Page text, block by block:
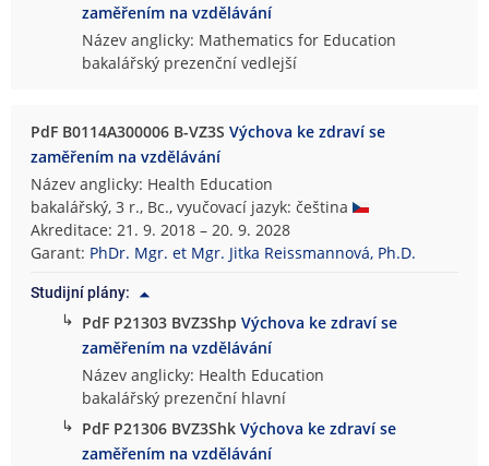
zaměřením na vzdělávání
Název anglicky: Mathematics for Education
bakalářský prezenční vedlejší
PdF B0114A300006 B-VZ3SVýchova ke zdraví se
zaměřením na vzdělávání
Název anglicky: Health Education
bakalářský, 3 r., Bc., vyučovací jazyk: čeština
Akreditace: 21. 9. 2018 – 20. 9. 2028
Garant: PhDr. Mgr. et Mgr. Jitka Reissmannová, Ph.D.
Studijní plány:
↳ PdF P21303 BVZ3ShpVýchova ke zdraví se
zaměřením na vzdělávání
Název anglicky: Health Education
bakalářský prezenční hlavní
↳ PdF P21306 BVZ3ShkVýchova ke zdraví se
zaměřením na vzdělávání